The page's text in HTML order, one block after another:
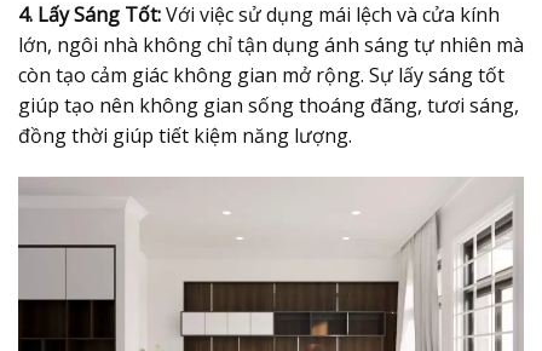
4. Lấy Sáng Tốt:Với việc sử dụng mái lệch và cửa kính
lớn, ngôi nhà không chỉ tận dụng ánh sáng tự nhiên mà
còn tạo cảm giác không gian mở rộng. Sự lấy sáng tốt
giúp tạo nên không gian sống thoáng đãng, tươi sáng,
đồng thời giúp tiết kiệm năng lượng.